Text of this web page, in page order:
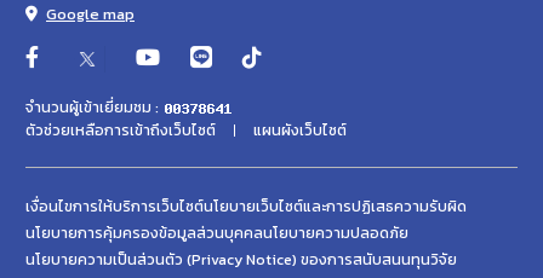
Google map
จำนวนผู้เข้าเยี่ยมชม :
ตัวช่วยเหลือการเข้าถึงเว็บไซต์
แผนผังเว็บไซต์
เงื่อนไขการให้บริการเว็บไซต์นโยบายเว็บไซต์และการปฏิเสธความรับผิด
นโยบายการคุ้มครองข้อมูลส่วนบุคคลนโยบายความปลอดภัย
นโยบายความเป็นส่วนตัว (Privacy Notice) ของการสนับสนนทุนวิจัย